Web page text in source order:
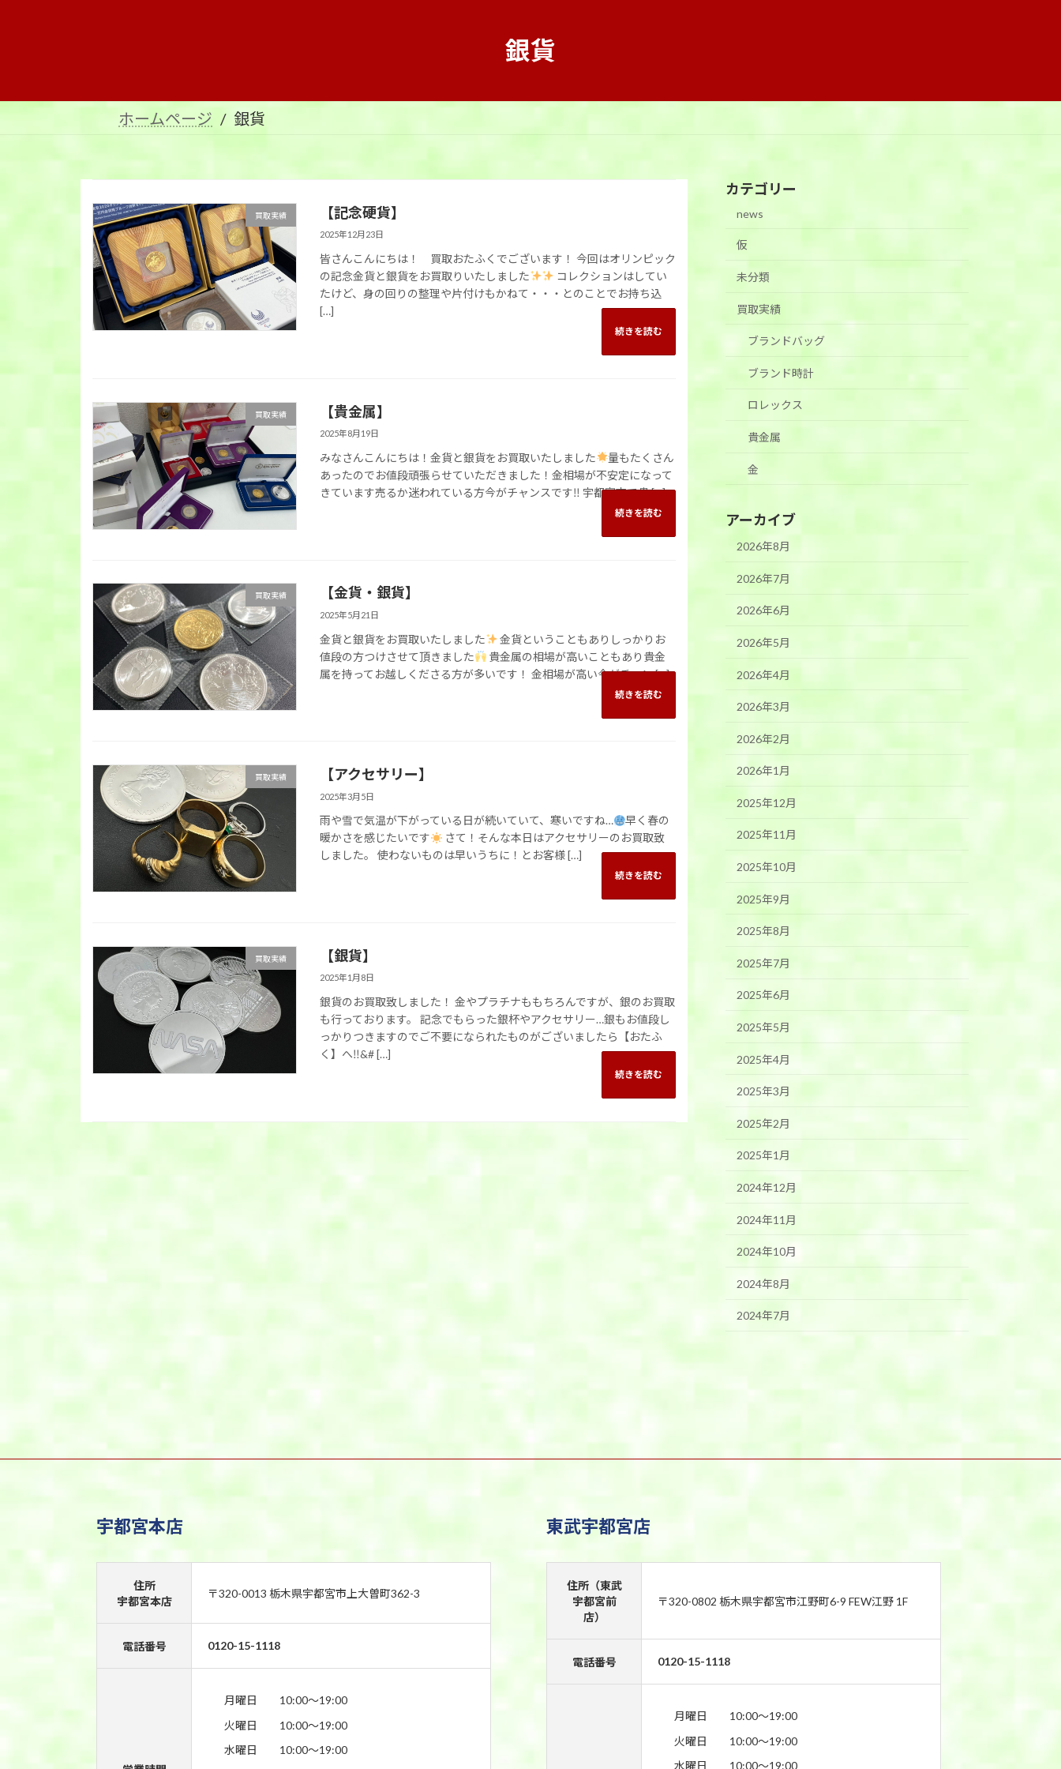
へ
ョ
銀貨
ホームページ 銀貨
買取実績 【記念硬貨】
2025年12月23日
皆さんこんにちは！ 買取おたふくでございます！ 今回はオリンピック
の記念金貨と銀貨をお買取りいたしました
コレクションはしてい
たけど、身の回りの整理や片付けもかねて・・・とのことでお持ち込
[…]
続きを読む
買取実績 【貴金属】
2025年8月19日
みなさんこんにちは！金貨と銀貨をお買取いたしました
量もたくさん
あったのでお値段頑張らせていただきました！金相場が不安定になって
きています売るか迷われている方今がチャンスです‼ 宇都宮市で貴 […]
続きを読む
買取実績 【金貨・銀貨】
2025年5月21日
金貨と銀貨をお買取いたしました
金貨ということもありしっかりお
値段の方つけさせて頂きました
貴金属の相場が高いこともあり貴金
属を持ってお越しくださる方が多いです！ 金相場が高い今がチャン […]
続きを読む
買取実績 【アクセサリー】
2025年3月5日
雨や雪で気温が下がっている日が続いていて、寒いですね…
早く春の
暖かさを感じたいです
さて！そんな本日はアクセサリーのお買取致
しました。 使わないものは早いうちに！とお客様 […]
続きを読む
買取実績 【銀貨】
2025年1月8日
銀貨のお買取致しました！ 金やプラチナももちろんですが、銀のお買取
も行っております。 記念でもらった銀杯やアクセサリー…銀もお値段し
っかりつきますのでご不要になられたものがございましたら【おたふ
く】へ‼&# […]
続きを読む
カテゴリー
news
仮
未分類
買取実績
ブランドバッグ
ブランド時計
ロレックス
貴金属
金
アーカイブ
2026年8月
2026年7月
2026年6月
2026年5月
2026年4月
2026年3月
2026年2月
2026年1月
2025年12月
2025年11月
2025年10月
2025年9月
2025年8月
2025年7月
2025年6月
2025年5月
2025年4月
2025年3月
2025年2月
2025年1月
2024年12月
2024年11月
2024年10月
2024年8月
2024年7月
宇都宮本店
住所
宇都宮本店
〒320-0013 栃木県宇都宮市上大曽町362-3
電話番号 0120-15-1118
月曜日
10:00〜19:00
火曜日
10:00〜19:00
水曜日
10:00〜19:00
東武宇都宮店
住所（東武
宇都宮前
店）
〒320-0802 栃木県宇都宮市江野町6-9 FEW江野 1F
電話番号 0120-15-1118
月曜日
10:00〜19:00
火曜日
10:00〜19:00
水曜日
10:00〜19:00